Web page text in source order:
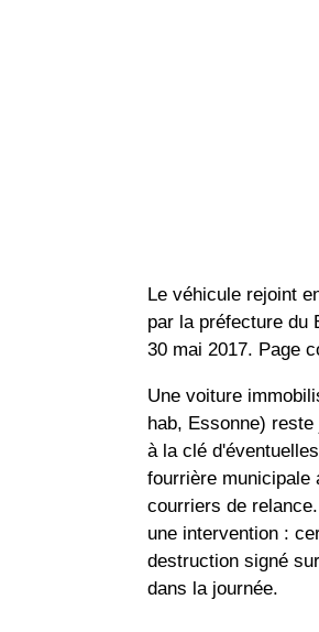
Le véhicule rejoint
par la préfecture du
30 mai 2017. Page
Une voiture
hab, Essonne)
à la clé
fourrière municipale
courriers de
une intervention :
destruction signé
dans la journée.